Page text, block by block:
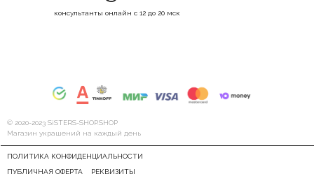
© 2020-2023 SiSTERS-SHOP.SHOP
Магазин украшений на каждый день
РЕКВИЗИТЫ
ПОЛИТИКА КОНФИДЕНЦИАЛЬНОСТИ
ПУБЛИЧНАЯ ОФЕРТА
консультанты онлайн с 12 до 20 мск